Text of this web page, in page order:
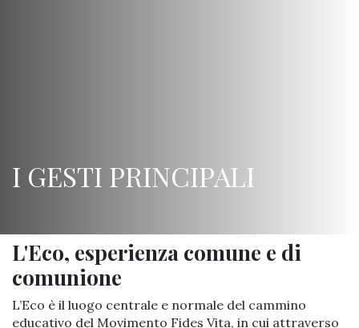
I GESTI PRINCIPALI
L'Eco, esperienza comune e di
comunione
L’Eco è il luogo centrale e normale del cammino
educativo del Movimento Fides Vita, in cui attraverso